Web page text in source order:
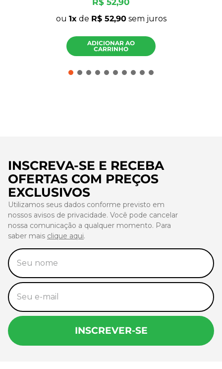
ou 1 de R$ 52,90sem juros
ADICIONAR AO
CARRINHO
INSCREVA-SE E RECEBA
OFERTAS COM PREÇOS
EXCLUSIVOS
Utilizamos seus dados conforme previsto em
nossos avisos de privacidade. Você pode cancelar
nossa comunicação a qualquer momento. Para
saber mais clique aqui.
INSCREVER-SE